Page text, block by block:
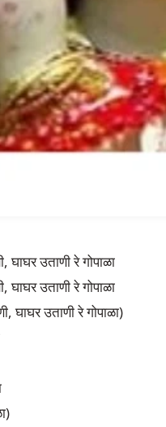
घाघर उताणी रे गोपाळा
घाघर उताणी रे गोपाळा
घाघर उताणी रे गोपाळा)